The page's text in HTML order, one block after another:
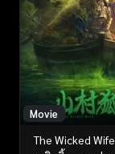
Movie
The Wicked